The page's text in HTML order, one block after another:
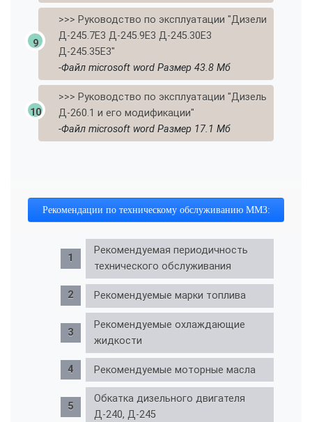
>>> Руководство по эксплуатации "Дизели
Д-245.7Е3 Д-245.9Е3 Д-245.30Е3
Д-245.35Е3"
-Файл microsoft word Размер 43.8 Мб
>>> Руководство по эксплуатации "Дизель
Д-260.1 и его модификации"
-Файл microsoft word Размер 17.1 Мб
Рекомендации по техническому обслуживанию ММЗ:
Рекомендуемая периодичность
технического обслуживания
Рекомендуемые марки топлива
Рекомендуемые охлаждающие
жидкости
Рекомендуемые моторные масла
Обкатка дизельного двигателя
Д-240, Д-245